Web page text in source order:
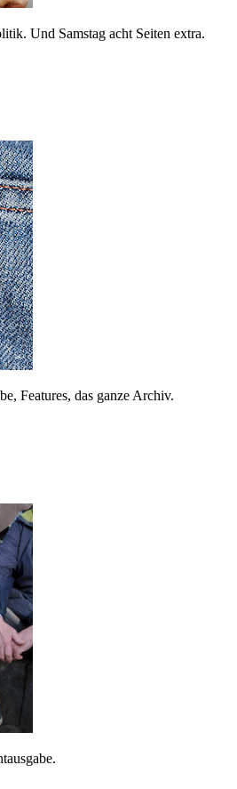
Und Samstag acht Seiten extra.
Features, das ganze Archiv.